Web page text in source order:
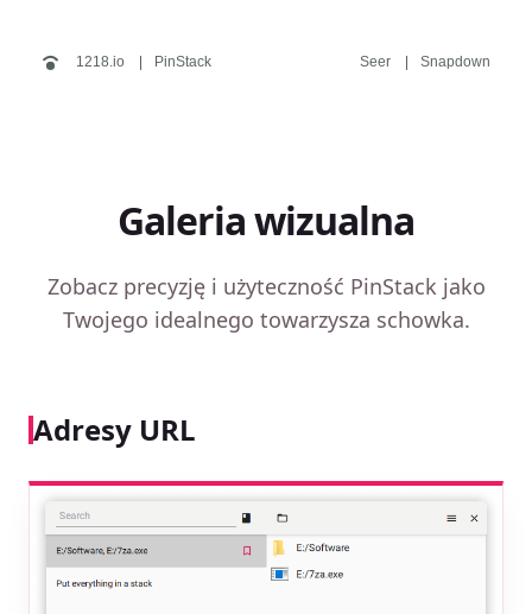
1218.io PinStack Seer Snapdown
Galeria wizualna
Zobacz precyzję i użyteczność PinStack jako
Twojego idealnego towarzysza schowka.
Adresy URL